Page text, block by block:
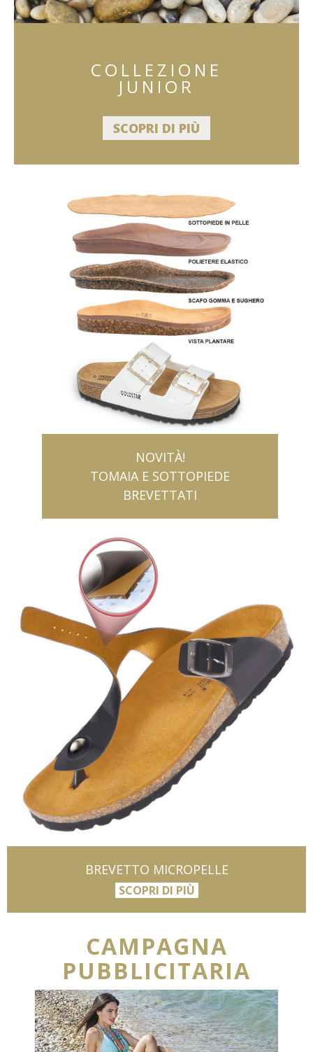
COLLEZIONE
JUNIOR
SCOPRI DI PIÙ
NOVITÀ!
TOMAIA E SOTTOPIEDE
BREVETTATI
BREVETTO MICROPELLE
SCOPRI DI PIÙ
CAMPAGNA
PUBBLICITARIA